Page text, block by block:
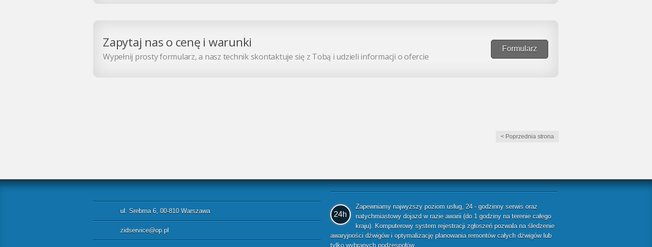
Zapytaj nas o cenę i warunki
Wypełnij prosty formularz, a nasz technik skontaktuje się z Tobą i udzieli informacji o ofercie
Formularz
< Poprzednia strona
ul. Srebrna 6, 00-810 Warszawa
zidservice@op.pl
24h
Zapewniamy najwyższy poziom usług, 24 - godzinny serwis oraz
natychmiastowy dojazd w razie awarii (do 1 godziny na terenie całego
kraju). Komputerowy system rejestracji zgłoszeń pozwala na śledzenie
awaryjności dźwigów i optymalizację planowania remontów całych dźwigów lub
tylko wybranych podzespołów.